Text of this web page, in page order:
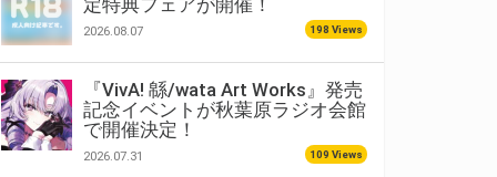
定特典フェアが開催！
2026.08.07 198 Views
『VivA! 緜/wata Art Works』発売
記念イベントが秋葉原ラジオ会館
で開催決定！
2026.07.31 109 Views